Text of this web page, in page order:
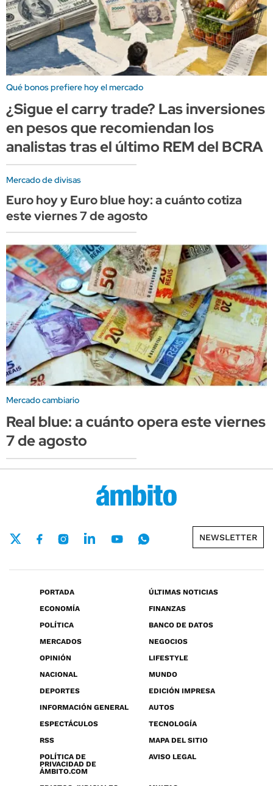
Qué bonos prefiere hoy el mercado
¿Sigue el carry trade? Las inversiones
en pesos que recomiendan los
analistas tras el último REM del BCRA
Mercado de divisas
Euro hoy y Euro blue hoy: a cuánto cotiza
este viernes 7 de agosto
Mercado cambiario
Real blue: a cuánto opera este viernes
7 de agosto
NEWSLETTER
PORTADA
ÚLTIMAS NOTICIAS
ECONOMÍA
FINANZAS
POLÍTICA
BANCO DE DATOS
MERCADOS
NEGOCIOS
OPINIÓN
LIFESTYLE
NACIONAL
MUNDO
DEPORTES
EDICIÓN IMPRESA
INFORMACIÓN GENERAL
AUTOS
ESPECTÁCULOS
TECNOLOGÍA
RSS
MAPA DEL SITIO
POLÍTICA DE
PRIVACIDAD DE
ÁMBITO.COM
AVISO LEGAL